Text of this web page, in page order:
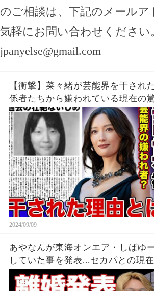
のご相談は、下記のメールア
気軽にお問い合わせください
jpanyelse@gmail.com
【衝撃】菜々緒が芸能界を干され
係者たちから嫌われている現在の
い！！詐欺被害にまで遭っている
の壮絶ないじめに一同驚愕！！
2024/09/09
あやなんが東海オンエア・しばゆ
していた事を発表...セカパとの現
隠せない...『しばゆー＆あやなん
した現在がヤバい...